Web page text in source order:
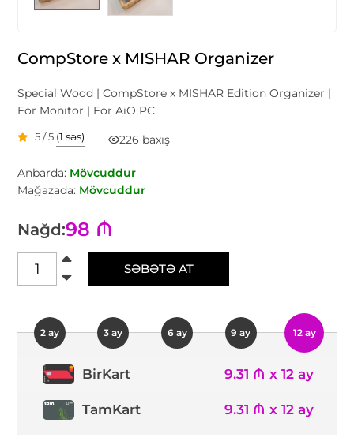
CompStore x MISHAR Organizer
Special Wood | CompStore x MISHAR Edition Organizer |
For Monitor | For AiO PC
5 / 5 (1 səs) 226 baxış
Anbarda: Mövcuddur
Mağazada: Mövcuddur
Nağd:98 ₼
SƏBƏTƏ AT
2 ay 3 ay 6 ay 9 ay 12 ay
BirKart 9.31 ₼ x 12 ay
TamKart 9.31 ₼ x 12 ay